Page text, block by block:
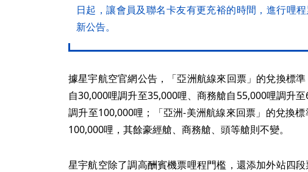
日起，讓會員及聯名卡友有更充裕的時間，進行哩
新公告。
據星宇航空官網公告，「亞洲航線來回票」的兌換標
自30,000哩調升至35,000哩、商務艙自55,000哩調升
調升至100,000哩；「亞洲-美洲航線來回票」的兌換
100,000哩，其餘豪經艙、商務艙、頭等艙則不變。
星宇航空除了調高酬賓機票哩程門檻，還添加外站四